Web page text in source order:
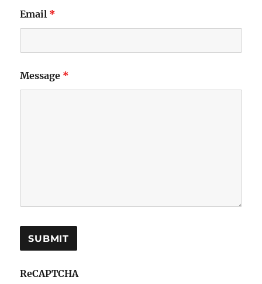
Email *
Message *
ReCAPTCHA